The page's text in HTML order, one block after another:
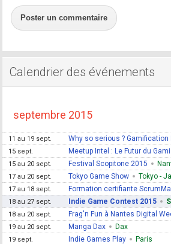
Poster un commentaire
Calendrier des événements
septembre 2015
11 au 19 sept. Why so serious ? Gamification
15 sept. Meetup Intel : Le Futur du
15 au 20 sept. Festival Scopitone 2015
17 au 20 sept. Tokyo Game Show Tokyo -
17 au 18 sept. Formation certifiante
18 au 27 sept. Indie Game Contest 2015
18 au 20 sept. Frag'n Fun à Nantes Digital
19 au 20 sept. Manga Dax Dax
19 sept. Indie Games Play Paris